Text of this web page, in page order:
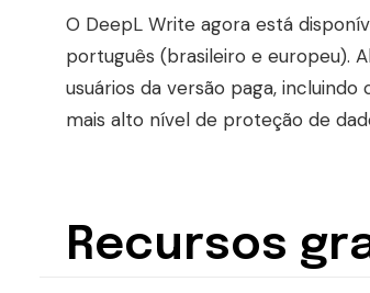
O DeepL Write agora está
português (brasileiro e europeu).
usuários da versão paga,
mais alto nível de proteção de
Recursos